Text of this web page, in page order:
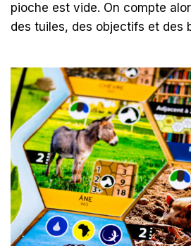
pioche est vide. On compte
des tuiles, des objectifs et des